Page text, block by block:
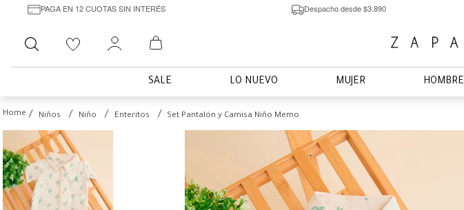
PAGA EN 12 CUOTAS SIN INTERÉS Despacho desde $3.890
Buscar
SALE LO NUEVO MUJER HOMBRE
Niños Niño Enteritos Set Pantalón y Camisa Niño Memo